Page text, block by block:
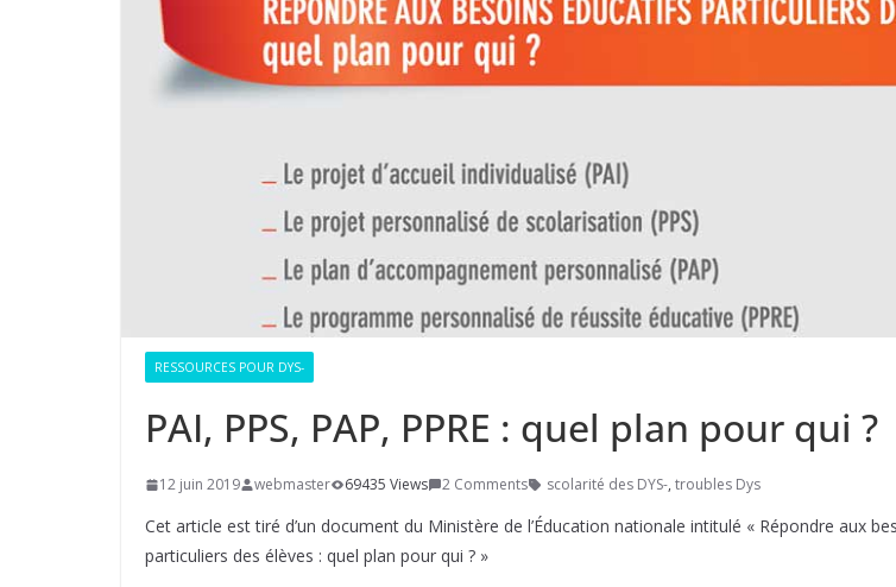
RESSOURCES POUR DYS-
PAI, PPS, PAP, PPRE : quel plan pour qui ?
12 juin 2019 webmaster 69435 Views 2 Comments scolarité des DYS-, troubles Dys
Cet article est tiré d’un document du Ministère de l’Éducation nationale intitulé « Répondre aux
particuliers des élèves : quel plan pour qui ? »